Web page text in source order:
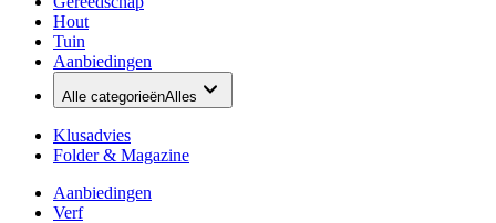
Hout
Tuin
Aanbiedingen
Alle categorieënAlles
Klusadvies
Folder & Magazine
Aanbiedingen
Verf